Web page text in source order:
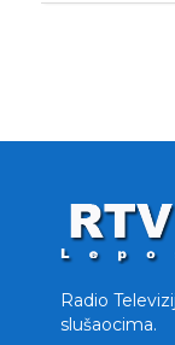
Radio
slušaocima.